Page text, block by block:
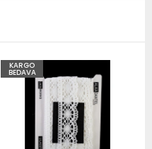
KARGO
BEDAVA